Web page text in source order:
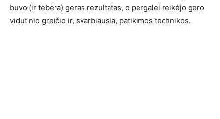
buvo (ir tebėra) geras rezultatas, o pergalei reikėjo gero
vidutinio greičio ir, svarbiausia, patikimos technikos.